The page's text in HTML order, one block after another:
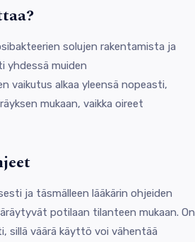
solujen rakentamista ja
yhdessä muiden
vaikutus alkaa yleensä nopeasti,
mukaan, vaikka oireet
ja täsmälleen lääkärin ohjeiden
potilaan tilanteen mukaan. On
sillä väärä käyttö voi vähentää